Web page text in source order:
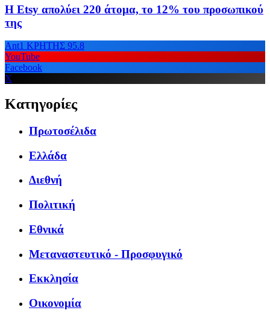
Η Etsy απολύει 220 άτομα, το 12% του προσωπικού
της
Ant1 ΚΡΗΤΗΣ 95.8
YouTube
Facebook
X
Κατηγορίες
Πρωτοσέλιδα
Ελλάδα
Διεθνή
Πολιτική
Εθνικά
Μεταναστευτικό - Προσφυγικό
Εκκλησία
Οικονομία